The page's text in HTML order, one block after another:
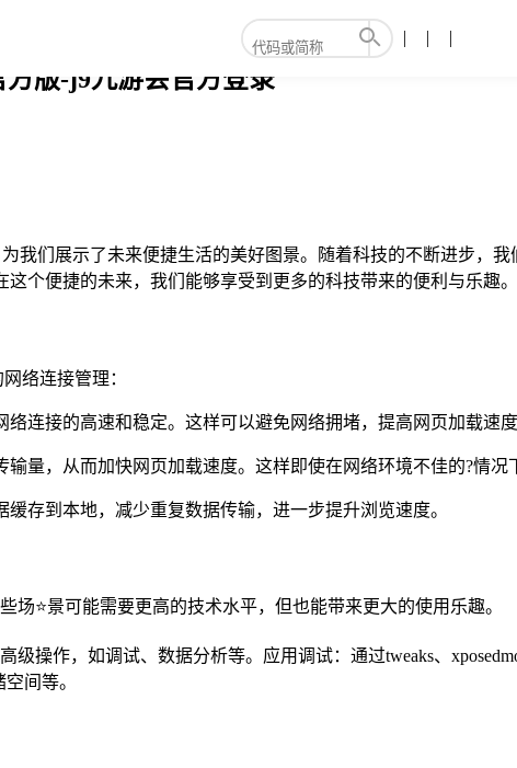
版-j9九游会官方登录
我们展示了未来便捷生活的美好图景。随着科技的不断进步，
个便捷的未来，我们能够享受到更多的科技带来的便利与乐趣。
络连接管理：
连接的高速和稳定。这样可以避免网络拥堵，提高网页加载速度
量，从而加快网页加载速度。这样即使在网络环境不佳的?情况
存到本地，减少重复数据传输，进一步提升浏览速度。
⭐景可能需要更高的技术水平，但也能带来更大的使用乐趣。
操作，如调试、数据分析等。应用调试：通过tweaks、
间等。